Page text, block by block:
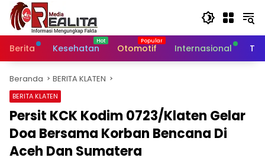
Langsung
konten
Berita
Kesehatan Otomotif Internasional
Beranda BERITA KLATEN
BERITA KLATEN
Persit KCK Kodim 0723/Klaten Gelar
Doa Bersama Korban Bencana Di
Aceh Dan Sumatera